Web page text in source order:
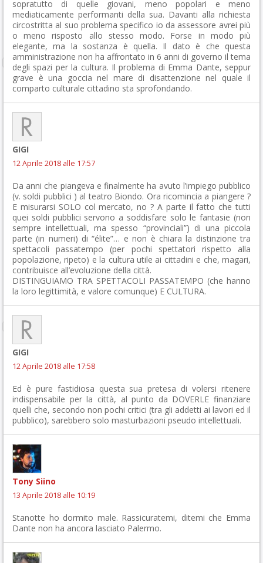
sopratutto di quelle giovani, meno popolari e meno
mediaticamente performanti della sua. Davanti alla richiesta
circostritta al suo problema specifico io da assessore avrei più
o meno risposto allo stesso modo. Forse in modo più
elegante, ma la sostanza è quella. Il dato è che questa
amministrazione non ha affrontato in 6 anni di governo il tema
degli spazi per la cultura. Il problema di Emma Dante, seppur
grave è una goccia nel mare di disattenzione nel quale il
comparto culturale cittadino sta sprofondando.
GIGI
12 Aprile 2018 alle 17:57
Da anni che piangeva e finalmente ha avuto l’impiego pubblico
(v. soldi pubblici ) al teatro Biondo. Ora ricomincia a piangere ?
E misurarsi SOLO col mercato, no ? A parte il fatto che tutti
quei soldi pubblici servono a soddisfare solo le fantasie (non
sempre intellettuali, ma spesso “provinciali”) di una piccola
parte (in numeri) di “élite”… e non è chiara la distinzione tra
spettacoli passatempo (per pochi spettatori rispetto alla
popolazione, ripeto) e la cultura utile ai cittadini e che, magari,
contribuisce all’evoluzione della città.
DISTINGUIAMO TRA SPETTACOLI PASSATEMPO (che hanno
la loro legittimità, e valore comunque) E CULTURA.
GIGI
12 Aprile 2018 alle 17:58
Ed è pure fastidiosa questa sua pretesa di volersi ritenere
indispensabile per la città, al punto da DOVERLE finanziare
quelli che, secondo non pochi critici (tra gli addetti ai lavori ed il
pubblico), sarebbero solo masturbazioni pseudo intellettuali.
Tony Siino
13 Aprile 2018 alle 10:19
Stanotte ho dormito male. Rassicuratemi, ditemi che Emma
Dante non ha ancora lasciato Palermo.